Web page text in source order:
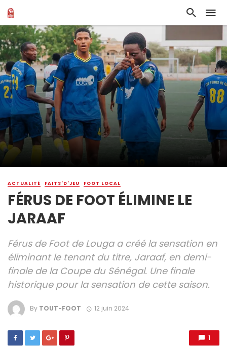
ACTUALITÉ FAITS'D'JEU FOOT LOCAL
FÉRUS DE FOOT ÉLIMINE LE
JARAAF
Férus de Foot de Louga a créé la sensation en
éliminant le tenant du titre, Jaraaf, en demi-
finale de la Coupe du Sénégal. Une finale
historique pour la sensation de cette saison.
By TOUT-FOOT 12 juin 2024
1